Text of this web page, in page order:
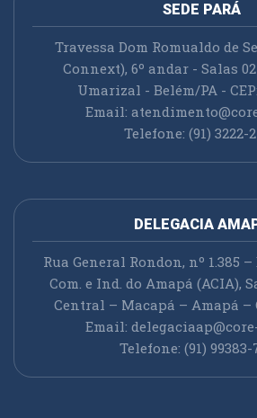
SEDE PARÁ
Travessa Dom Romualdo de
Connext), 6º andar - Salas
Umarizal - Belém/PA -
Email:
Telefone: (91) 3222-
DELEGACIA
Rua General Rondon, nº 1.385
Com. e Ind. do Amapá (ACIA),
Central – Macapá – Amapá –
Email:
Telefone: (91) 99383-